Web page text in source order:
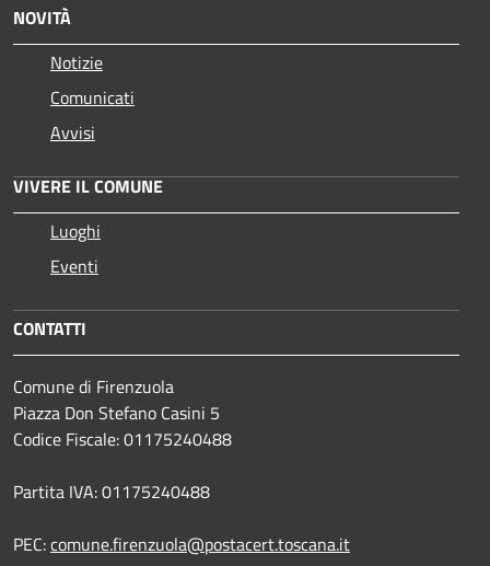
NOVITÀ
Notizie
Comunicati
Avvisi
VIVERE IL COMUNE
Luoghi
Eventi
CONTATTI
Comune di Firenzuola
Piazza Don Stefano Casini 5
Codice Fiscale: 01175240488
Partita IVA: 01175240488
PEC:comune.firenzuola@postacert.toscana.it